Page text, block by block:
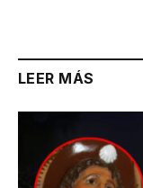
LEER MÁS